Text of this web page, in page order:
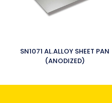
SN1071 AL.ALLOY SHEET PAN
(ANODIZED)